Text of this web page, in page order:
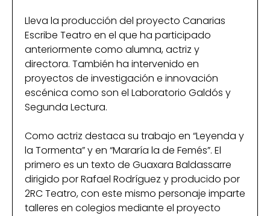
Lleva la producción del proyecto Canarias
Escribe Teatro en el que ha participado
anteriormente como alumna, actriz y
directora. También ha intervenido en
proyectos de investigación e innovación
escénica como son el Laboratorio Galdós y
Segunda Lectura.
Como actriz destaca su trabajo en “Leyenda y
la Tormenta” y en “Mararía la de Femés”. El
primero es un texto de Guaxara Baldassarre
dirigido por Rafael Rodríguez y producido por
2RC Teatro, con este mismo personaje imparte
talleres en colegios mediante el proyecto